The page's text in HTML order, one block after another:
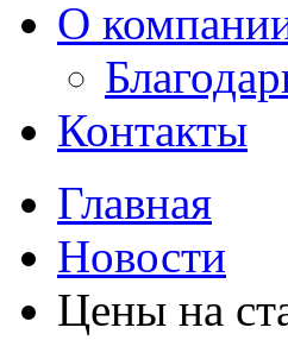
О
Контакты
Главная
Новости
Цены на